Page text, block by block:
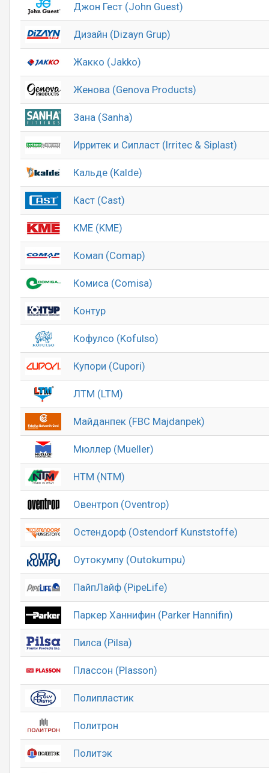
Джон Гест (John Guest)
Дизайн (Dizayn Grup)
Жакко (Jakko)
Женова (Genova Products)
Зана (Sanha)
Ирритек и Сипласт (Irritec & Siplast)
Кальде (Kalde)
Каст (Cast)
КМЕ (KME)
Комап (Comap)
Комиса (Comisa)
Контур
Кофулсо (Kofulso)
Купори (Cupori)
ЛТМ (LTM)
Майданпек (FBC Majdanpek)
Мюллер (Mueller)
НТМ (NTM)
Овентроп (Oventrop)
Остендорф (Ostendorf Kunststoffe)
Оутокумпу (Outokumpu)
ПайпЛайф (PipeLife)
Паркер Ханнифин (Parker Hannifin)
Пилса (Pilsa)
Плассон (Plasson)
Полипластик
Политрон
Политэк